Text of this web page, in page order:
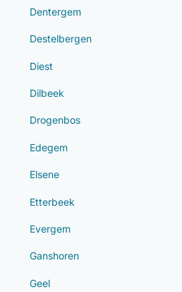
Dentergem
Destelbergen
Diest
Dilbeek
Drogenbos
Edegem
Elsene
Etterbeek
Evergem
Ganshoren
Geel